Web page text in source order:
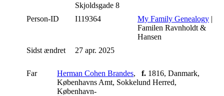
Skjoldsgade 8
Person-ID
I119364 My Family Genealogy |
Familen Ravnholdt &
Hansen
Sidst ændret
27 apr. 2025
Far Herman Cohen Brandes, f. 1816, Danmark,
Københavns Amt, Sokkelund Herred,
København-